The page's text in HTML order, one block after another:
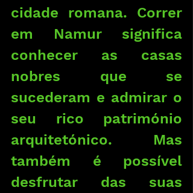
cidade romana. Correr
em Namur significa
conhecer as casas
nobres que se
sucederam e admirar o
seu rico património
arquitetónico. Mas
também é possível
desfrutar das suas